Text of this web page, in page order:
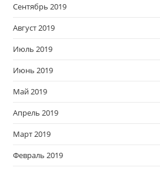
Сентябрь 2019
Август 2019
Июль 2019
Июнь 2019
Май 2019
Апрель 2019
Март 2019
Февраль 2019